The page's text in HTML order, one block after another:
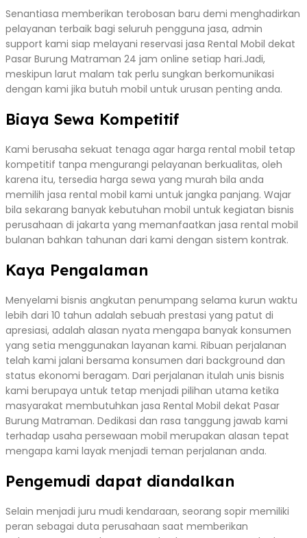
Senantiasa memberikan terobosan baru demi menghadirkan
pelayanan terbaik bagi seluruh pengguna jasa, admin
support kami siap melayani reservasi jasa Rental Mobil dekat
Pasar Burung Matraman 24 jam online setiap hari.Jadi,
meskipun larut malam tak perlu sungkan berkomunikasi
dengan kami jika butuh mobil untuk urusan penting anda.
Biaya Sewa Kompetitif
Kami berusaha sekuat tenaga agar harga rental mobil tetap
kompetitif tanpa mengurangi pelayanan berkualitas, oleh
karena itu, tersedia harga sewa yang murah bila anda
memilih jasa rental mobil kami untuk jangka panjang. Wajar
bila sekarang banyak kebutuhan mobil untuk kegiatan bisnis
perusahaan di jakarta yang memanfaatkan jasa rental mobil
bulanan bahkan tahunan dari kami dengan sistem kontrak.
Kaya Pengalaman
Menyelami bisnis angkutan penumpang selama kurun waktu
lebih dari 10 tahun adalah sebuah prestasi yang patut di
apresiasi, adalah alasan nyata mengapa banyak konsumen
yang setia menggunakan layanan kami. Ribuan perjalanan
telah kami jalani bersama konsumen dari background dan
status ekonomi beragam. Dari perjalanan itulah unis bisnis
kami berupaya untuk tetap menjadi pilihan utama ketika
masyarakat membutuhkan jasa Rental Mobil dekat Pasar
Burung Matraman. Dedikasi dan rasa tanggung jawab kami
terhadap usaha persewaan mobil merupakan alasan tepat
mengapa kami layak menjadi teman perjalanan anda.
Pengemudi dapat diandalkan
Selain menjadi juru mudi kendaraan, seorang sopir memiliki
peran sebagai duta perusahaan saat memberikan